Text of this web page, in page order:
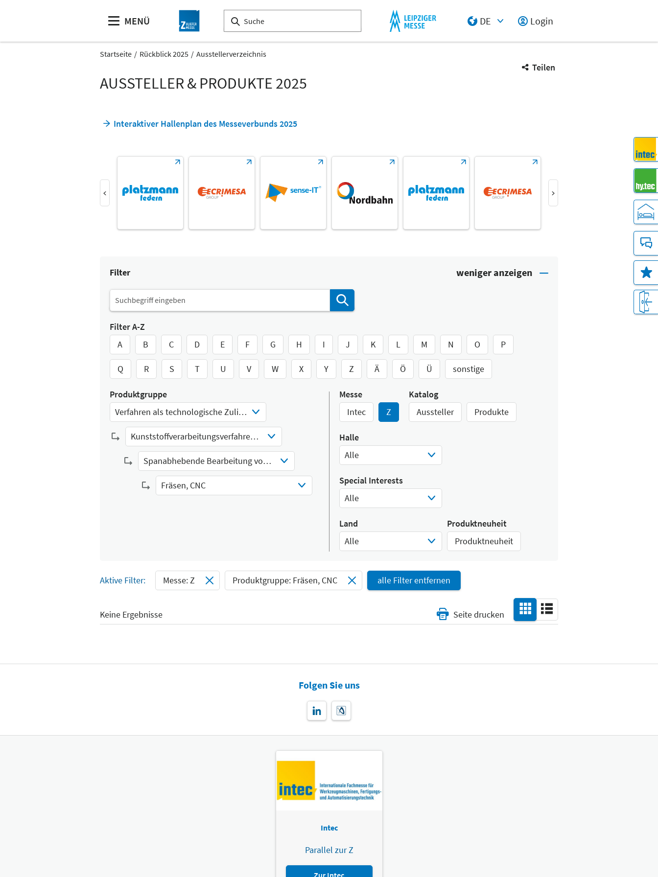
MENÜ
DE
Login
Startseite Rückblick 2025 Ausstellerverzeichnis
Teilen
AUSSTELLER & PRODUKTE 2025
Interaktiver Hallenplan des Messeverbunds 2025
Filter
Filter A-Z
A
B C D E F G H I J K L M N O P
Q R S T U V W X Y Z Ä Ö Ü sonstige
Produktgruppe
Verfahren als technologische Zulieferleistung
Select Input
Kunststoffverarbeitungsverfahren, Kunststoffbearbeitung
Select Input
Spanabhebende Bearbeitung von Kunststoffen
Select InputFräsen, CNC
Messe
Intec
Z
Katalog
Aussteller
Produkte
Halle
Alle
Select Input
Special Interests
Alle
Select Input
Land
Alle
Produktneuheit
Produktneuheit
Aktive Filter: Messe: Z Produktgruppe: Fräsen, CNC alle Filter entfernen
Keine Ergebnisse Seite drucken
Folgen Sie uns
Intec
Parallel zur Z
Zur Intec